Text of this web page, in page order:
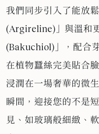
我們同步引入了能放
(Argireline)」與溫和
(Bakuchiol)」，配合
在植物蠶絲完美貼合
浸潤在一場奢華的微
瞬間，迎接您的不是
見、如玻璃般細緻、